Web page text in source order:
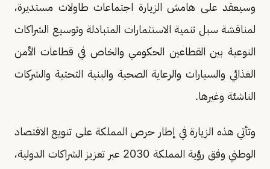
وسيعقد على هامش الزيارة اجتماعات طاولات مستديرة،
لمناقشة سبل تنمية الاستثمارات المتبادلة وتوسيع الشراكات
النوعية بين القطاعين الحكومي والخاص في قطاعات الأمن
الغذائي والسيارات والرعاية الصحية والبنية التحتية والشركات
الناشئة وغيرها.
وتأتي هذه الزيارة في إطار حرص المملكة على تنويع الاقتصاد
الوطني وفق رؤية المملكة 2030 عبر تعزيز الشراكات الدولية،